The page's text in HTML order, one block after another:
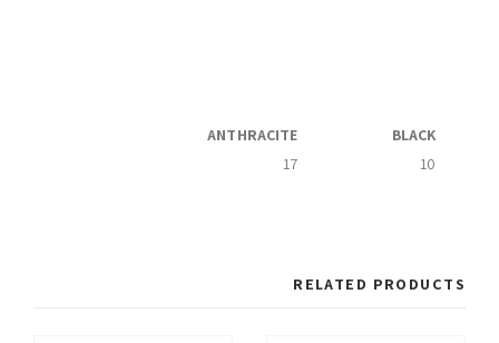
BLACK
10
ANTHRACITE
17
RELATED PRODUCTS